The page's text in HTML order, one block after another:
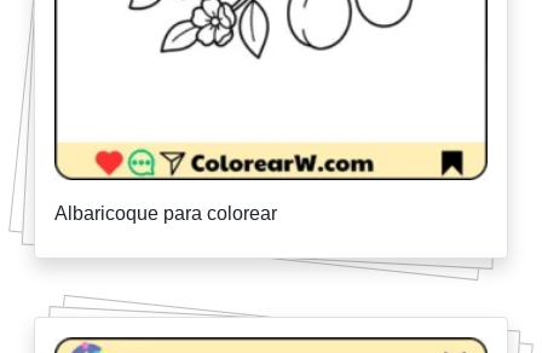
Albaricoque para colorear